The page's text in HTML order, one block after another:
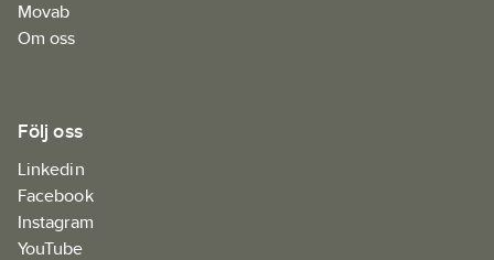
Movab
Om oss
Följ oss
Linkedin
Facebook
Instagram
YouTube